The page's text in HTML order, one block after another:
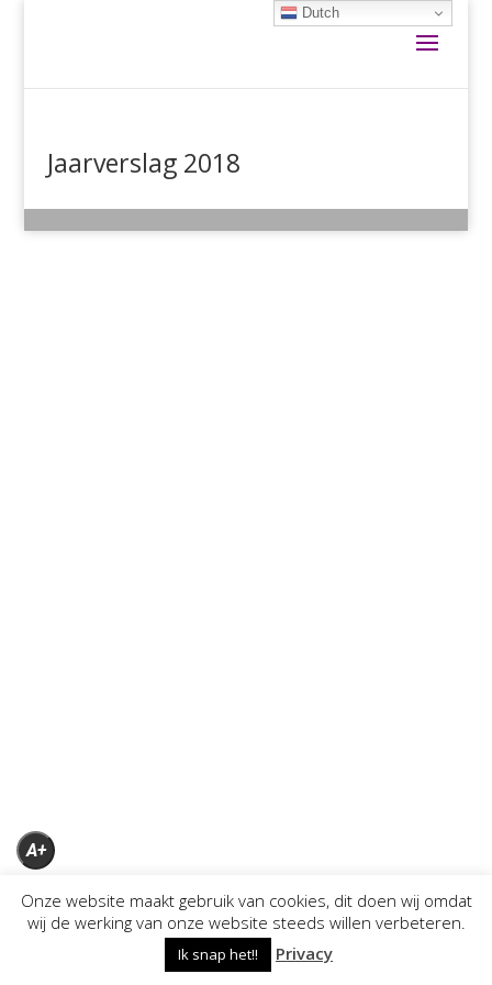
Jaarverslag 2018
Onze website maakt gebruik van cookies, dit doen wij omdat
wij de werking van onze website steeds willen verbeteren.
Ik snap het!! Privacy
Dutch
A+
A